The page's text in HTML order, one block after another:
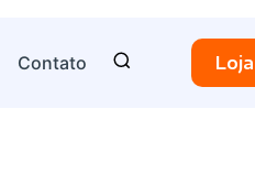
Contato Loja